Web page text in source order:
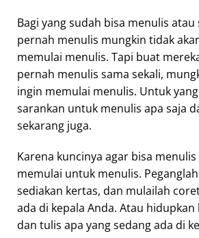
Bagi yang sudah bisa menulis atau
pernah menulis mungkin tidak
memulai menulis. Tapi buat
pernah menulis sama sekali,
ingin memulai menulis. Untuk
sarankan untuk menulis apa saja
sekarang juga.
Karena kuncinya agar bisa menulis
memulai untuk menulis.
sediakan kertas, dan mulailah
ada di kepala Anda. Atau
dan tulis apa yang sedang ada di